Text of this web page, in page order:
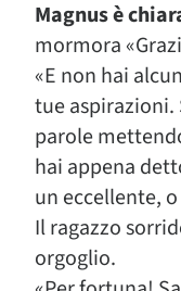
Magnus è
mormora
«E non hai
tue
parole
hai appena
un eccellente,
Il ragazzo
orgoglio.